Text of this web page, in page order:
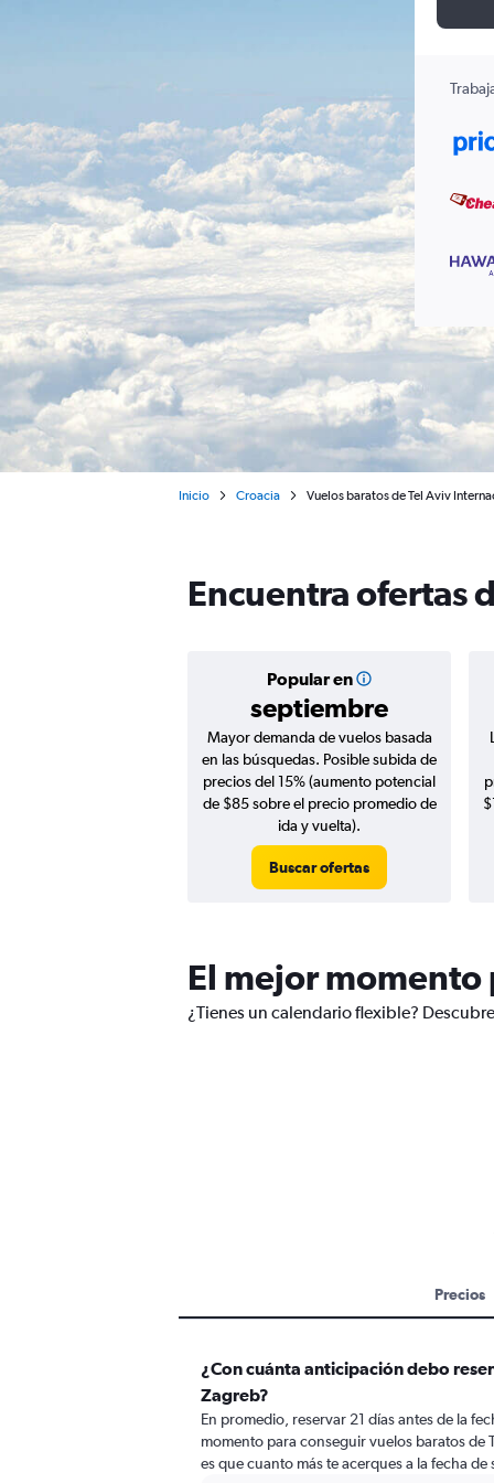
Inicio Croacia Vuelos baratos de Tel Aviv
Encuentra ofertas
Popular en
septiembre
Mayor demanda de vuelos basada
en las búsquedas. Posible subida de
precios del 15% (aumento potencial
de $85 sobre el precio promedio de
ida y vuelta).
Buscar ofertas
El mejor momento
¿Tienes un calendario flexible?
Precios
¿Con cuánta anticipación debo
Zagreb?
En promedio, reservar 21 días antes de la
momento para conseguir vuelos baratos de
es que cuanto más te acerques a la fecha de